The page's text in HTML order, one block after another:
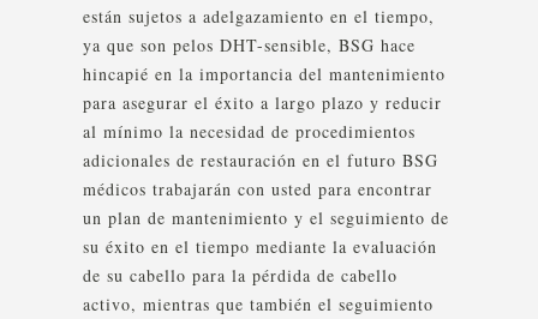
están sujetos a adelgazamiento en el tiempo,
ya que son pelos DHT-sensible, BSG hace
hincapié en la importancia del mantenimiento
para asegurar el éxito a largo plazo y reducir
al mínimo la necesidad de procedimientos
adicionales de restauración en el futuro BSG
médicos trabajarán con usted para encontrar
un plan de mantenimiento y el seguimiento de
su éxito en el tiempo mediante la evaluación
de su cabello para la pérdida de cabello
activo, mientras que también el seguimiento